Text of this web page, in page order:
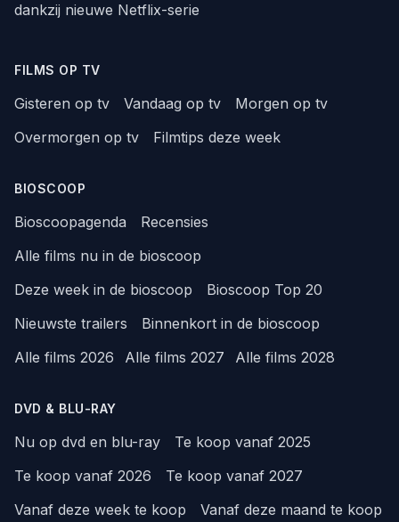
dankzij nieuwe Netflix-serie
FILMS OP TV
Gisteren op tv Vandaag op tv
Morgen op tv
Overmorgen op tv
Filmtips deze week
BIOSCOOP
Bioscoopagenda
Recensies
Alle films nu in de bioscoop
Deze week in de bioscoop
Bioscoop Top 20
Nieuwste trailers
Binnenkort in de bioscoop
Alle films 2026
Alle films 2027 Alle films 2028
DVD & BLU-RAY
Nu op dvd en blu-ray
Te koop vanaf 2025
Te koop vanaf 2026
Te koop vanaf 2027
Vanaf deze week te koop
Vanaf deze maand te koop